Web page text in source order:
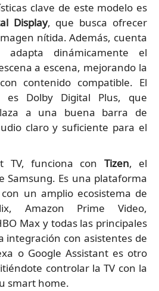
clave de este modelo es
Display, que busca ofrecer
nítida. Además, cuenta
adapta dinámicamente el
a escena, mejorando la
contenido compatible. El
es Dolby Digital Plus, que
a una buena barra de
claro y suficiente para el
TV, funciona con Tizen, el
Samsung. Es una plataforma
un amplio ecosistema de
Amazon Prime Video,
Max y todas las principales
integración con asistentes de
o Google Assistant es otro
controlar la TV con la
smart home.